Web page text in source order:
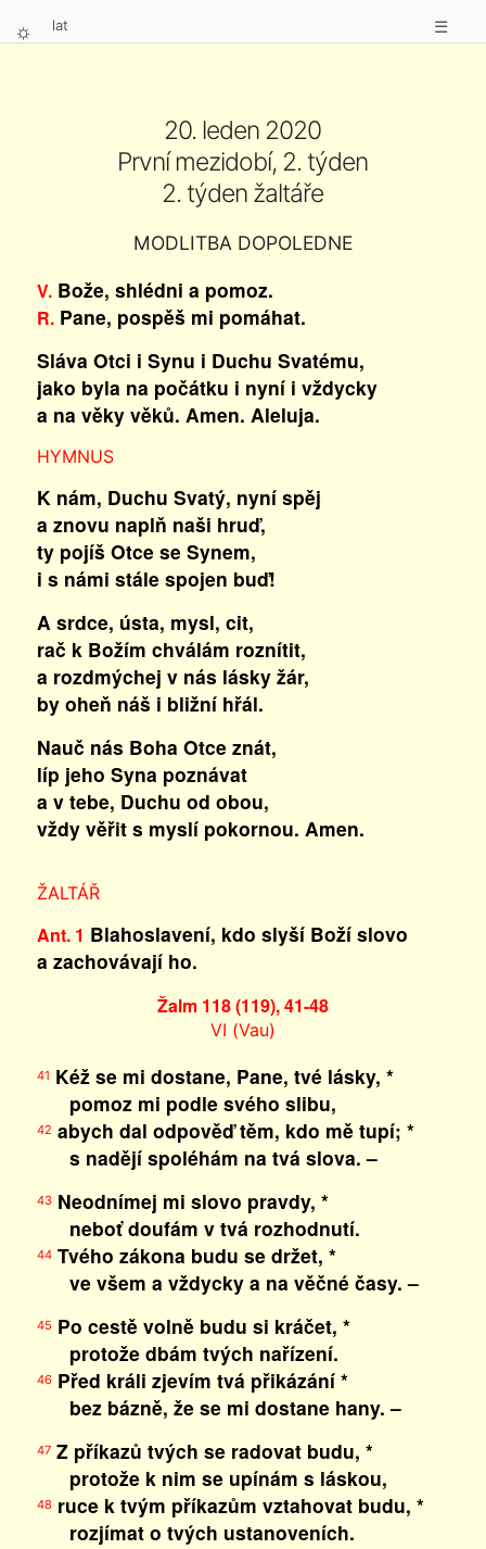
⛭ lat ☰
20. leden 2020
První mezidobí, 2. týden
2. týden žaltáře
MODLITBA DOPOLEDNE
V.Bože, shlédni a pomoz.
R.Pane, pospěš mi pomáhat.
Sláva Otci i Synu i Duchu Svatému,
jako byla na počátku i nyní i vždycky
a na věky věků. Amen. Aleluja.
HYMNUS
K nám, Duchu Svatý, nyní spěj
a znovu naplň naši hruď,
ty pojíš Otce se Synem,
i s námi stále spojen buď!
A srdce, ústa, mysl, cit,
rač k Božím chválám roznítit,
a rozdmýchej v nás lásky žár,
by oheň náš i bližní hřál.
Nauč nás Boha Otce znát,
líp jeho Syna poznávat
a v tebe, Duchu od obou,
vždy věřit s myslí pokornou. Amen.
ŽALTÁŘ
Ant. 1 Blahoslavení, kdo slyší Boží slovo
a zachovávají ho.
Žalm 118 (119), 41-48
VI (Vau)
41 Kéž se mi dostane, Pane, tvé lásky, *
pomoz mi podle svého slibu,
42 abych dal odpověď těm, kdo mě tupí; *
s nadějí spoléhám na tvá slova. –
43Neodnímej mi slovo pravdy, *
neboť doufám v tvá rozhodnutí.
44Tvého zákona budu se držet, *
ve všem a vždycky a na věčné časy. –
45 Po cestě volně budu si kráčet, *
protože dbám tvých nařízení.
46Před králi zjevím tvá přikázání *
bez bázně, že se mi dostane hany. –
47Z příkazů tvých se radovat budu, *
protože k nim se upínám s láskou,
48 ruce k tvým příkazům vztahovat budu, *
rozjímat o tvých ustanoveních.